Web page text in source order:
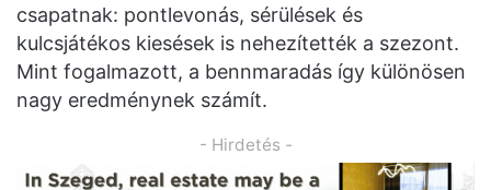
csapatnak: pontlevonás, sérülések és
kulcsjátékos kiesések is nehezítették a szezont.
Mint fogalmazott, a bennmaradás így különösen
nagy eredménynek számít.
- Hirdetés -